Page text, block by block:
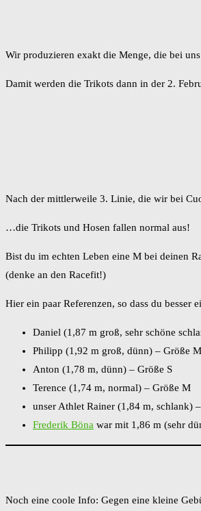
Wir produzieren exakt die Menge, die bei
Damit werden die Trikots dann in der 2.
Nach der mittlerweile 3. Linie, die wir bei
…die Trikots und Hosen fallen normal aus!
Bist du im echten Leben eine M bei deinen
(denke an den Racefit!)
Hier ein paar Referenzen, so dass du besser
Daniel (1,87 m groß, sehr schöne
Philipp (1,92 m groß, dünn) – Größe M
Anton (1,78 m, dünn) – Größe S
Terence (1,74 m, normal) – Größe M
unser Athlet Rainer (1,84 m, schlank)
Frederik Böna war mit 1,86 m (sehr
Noch eine coole Info: Gegen eine kleine